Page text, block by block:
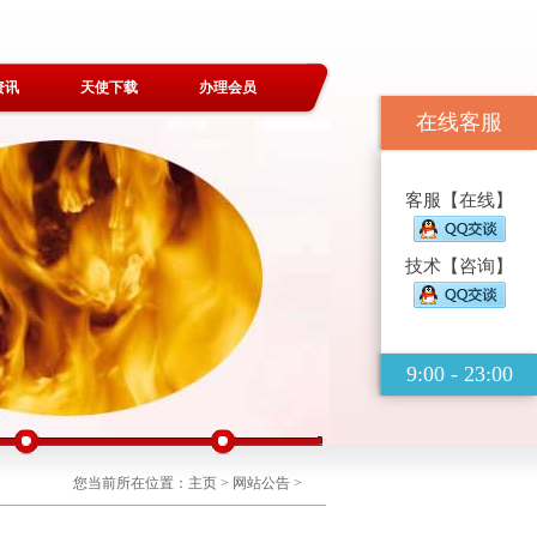
讯 天使下载 办理会员
您当前所在位置： 主页 > 网站公告 >
在线客服
客服【在线】
技术【咨询】
9:00 - 23:00